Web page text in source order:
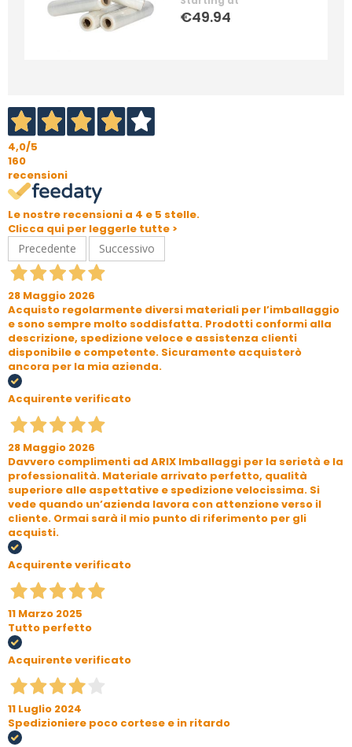
€49.94
4,0/5
160
recensioni
Le nostre recensioni a 4 e 5 stelle.
Clicca qui per leggerle tutte >
Precedente
Successivo
28 Maggio 2026
Acquisto regolarmente diversi materiali per l’imballaggio
e sono sempre molto soddisfatta. Prodotti conformi alla
descrizione, spedizione veloce e assistenza clienti
disponibile e competente. Sicuramente acquisterò
ancora per la mia azienda.
Acquirente verificato
28 Maggio 2026
Davvero complimenti ad ARIX Imballaggi per la serietà e la
professionalità. Materiale arrivato perfetto, qualità
superiore alle aspettative e spedizione velocissima. Si
vede quando un’azienda lavora con attenzione verso il
cliente. Ormai sarà il mio punto di riferimento per gli
acquisti.
Acquirente verificato
11 Marzo 2025
Tutto perfetto
Acquirente verificato
11 Luglio 2024
Spedizioniere poco cortese e in ritardo